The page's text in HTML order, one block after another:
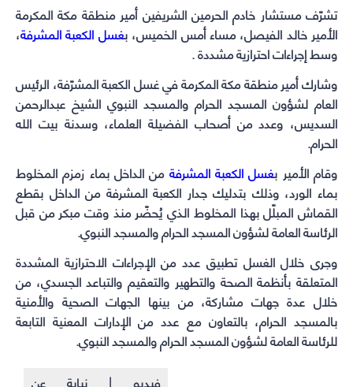
تشرّف مستشار خادم الحرمين الشريفين أمير منطقة مكة المكرمة
الأمير خالد الفيصل، مساء أمس الخميس، بغسل الكعبة المشرفة،
وسط إجراءات احترازية مشددة .
وشارك أمير منطقة مكة المكرمة في غسل الكعبة المشرّفة، الرئيس
العام لشؤون المسجد الحرام والمسجد النبوي الشيخ عبدالرحمن
السديس، وعدد من أصحاب الفضيلة العلماء، وسدنة بيت الله
الحرام.
وقام الأمير بغسل الكعبة المشرفة من الداخل بماء زمزم المخلوط
بماء الورد، وذلك بتدليك جدار الكعبة المشرفة من الداخل بقطع
القماش المبلّل بهذا المخلوط الذي يُحضّر منذ وقت مبكر من قبل
الرئاسة العامة لشؤون المسجد الحرام والمسجد النبوي.
وجرى خلال الغسل تطبيق عدد من الإجراءات الاحترازية المشددة
المتعلقة بأنظمة الصحة والتطهير والتعقيم والتباعد الجسدي، من
خلال عدة جهات مشاركة، من بينها الجهات الصحية والأمنية
بالمسجد الحرام، بالتعاون مع عدد من الإدارات المعنية التابعة
للرئاسة العامة لشؤون المسجد الحرام والمسجد النبوي.
فيديو | نيابة عن
(Opens
in
(Opens
in
(Opens
in
window)
(Opens
in
window)